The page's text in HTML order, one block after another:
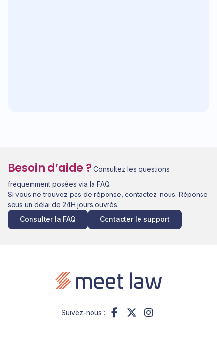
Besoin d’aide ? Consultez les questions
fréquemment posées via la FAQ.
Si vous ne trouvez pas de réponse, contactez-nous. Réponse
sous un délai de 24H jours ouvrés.
Consulter la FAQ
Contacter le support
Suivez-nous :